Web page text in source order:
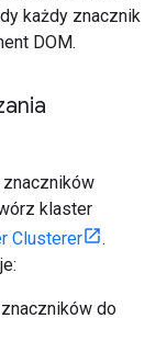
każdy znacznik
DOM.
klaster
Clusterer
.
do